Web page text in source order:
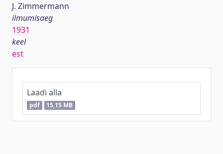
J. Zimmermann
ilmumisaeg
1931
keel
est
Laadi alla
pdf 15,15 MB